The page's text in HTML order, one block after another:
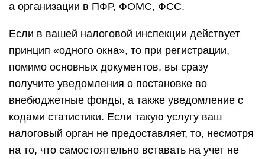
а организации в ПФР, ФОМС, ФСС.
Если в вашей налоговой инспекции действует
принцип «одного окна», то при регистрации,
помимо основных документов, вы сразу
получите уведомления о постановке во
внебюджетные фонды, а также уведомление с
кодами статистики. Если такую услугу ваш
налоговый орган не предоставляет, то, несмотря
на то, что самостоятельно вставать на учет не